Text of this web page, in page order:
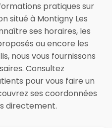
pratiques sur
situé à Montigny Les
ses horaires, les
ou encore les
nous vous fournissons
Consultez
pour vous faire un
ses coordonnées
directement.